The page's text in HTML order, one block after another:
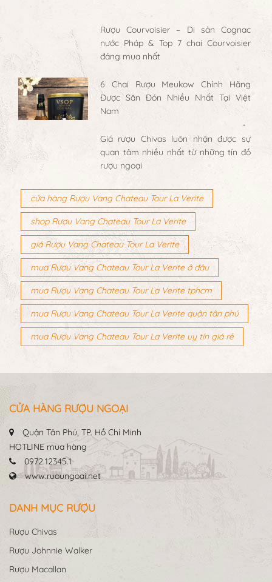
Rượu Courvoisier – Di sản Cognac
nước Pháp & Top 7 chai Courvoisier
đáng mua nhất
6 Chai Rượu Meukow Chính Hãng
Được Săn Đón Nhiều Nhất Tại Việt
Nam
Giá rượu Chivas luôn nhận được sự
quan tâm nhiều nhất từ những tín đồ
rượu ngoại
cửa hàng Rượu Vang Chateau Tour La Verite
shop Rượu Vang Chateau Tour La Verite
giá Rượu Vang Chateau Tour La Verite
mua Rượu Vang Chateau Tour La Verite ở đâu
mua Rượu Vang Chateau Tour La Verite tphcm
mua Rượu Vang Chateau Tour La Verite quận tân phú
mua Rượu Vang Chateau Tour La Verite uy tín giá rẻ
CỬA HÀNG RƯỢU NGOẠI
Quận Tân Phú, TP. Hồ Chí Minh
HOTLINE mua hàng
0972.12345.1
www.ruoungoai.net
DANH MỤC RƯỢU
Rượu Chivas
Rượu Johnnie Walker
Rượu Macallan